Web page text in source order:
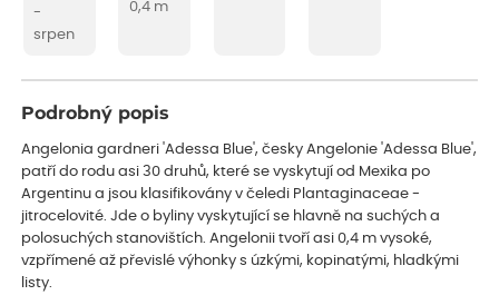
-
srpen
0,4 m
Podrobný popis
Angelonia gardneri 'Adessa Blue', česky Angelonie 'Adessa Blue',
patří do rodu asi 30 druhů, které se vyskytují od Mexika po
Argentinu a jsou klasifikovány v čeledi Plantaginaceae -
jitrocelovité. Jde o byliny vyskytující se hlavně na suchých a
polosuchých stanovištích. Angelonii tvoří asi 0,4 m vysoké,
vzpřímené až převislé výhonky s úzkými, kopinatými, hladkými
listy.